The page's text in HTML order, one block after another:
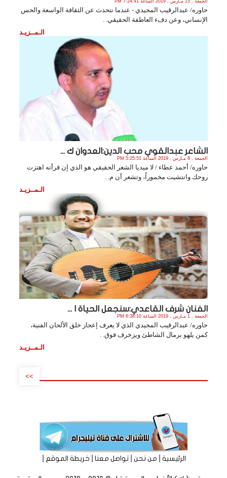
حاوره/ عبدالرقيب المجيدي - عندما نتحدث عن الثقافة الواسعة والحس
الإنساني، وعن دفء العاطفة الحقيقي. .
الـمــزيـد
الشاعر عبدالقوي محب الدين:العدوان ك ...
الجمعة , 8 مـارس , 2019 الساعة 5:25:51 PM
حاوره/ أحمد عطاء / لا ميديا الشعر الحقيقي هو الذي إن قرأته اهتزت
روحك وانتشيت مخموراً، وتشعر أن م. .
الـمــزيـد
الفنان شرف القاعدي:سنجعل الحياة ا ...
الجمعة , 1 مـارس , 2019 الساعة 6:38:10 PM
حاوره/ عبدالرقيب المجيدي الذي لا يعرف إعجاز خلق الألحان الفنية،
كمن يلهو برمال الشاطئ ويزخرف فوق. .
الـمــزيـد
>>
الرئيسية|من نحن|تواصل معنا|خريطة الموقع